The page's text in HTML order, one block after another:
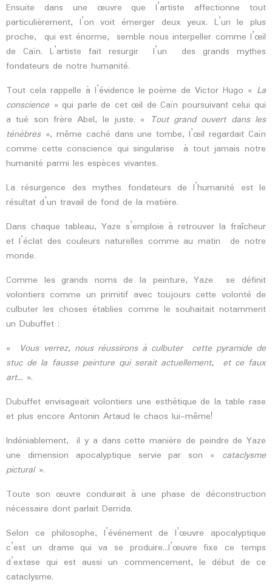
Ensuite dans une œuvre que l’artiste affectionne tout
particulièrement, l’on voit émerger deux yeux. L’un le plus
proche, qui est énorme, semble nous interpeller comme l’œil
de Caïn. L’artiste fait resurgir l’un des grands mythes
fondateurs de notre humanité.
Tout cela rappelle à l’évidence le poème de Victor Hugo « La
conscience » qui parle de cet œil de Caïn poursuivant celui qui
a tué son frère Abel, le juste. « Tout grand ouvert dans les
ténèbres», même caché dans une tombe, l’œil regardait Caïn
comme cette conscience qui singularise à tout jamais notre
humanité parmi les espèces vivantes.
La résurgence des mythes fondateurs de l’humanité est le
résultat d’un travail de fond de la matière.
Dans chaque tableau, Yaze s’emploie à retrouver la fraîcheur
et l’éclat des couleurs naturelles comme au matin de notre
monde.
Comme les grands noms de la peinture, Yaze se définit
volontiers comme un primitif avec toujours cette volonté de
culbuter les choses établies comme le souhaitait notamment
un Dubuffet :
« Vous verrez, nous réussirons à culbuter cette pyramide de
stuc de la fausse peinture qui serait actuellement, et ce faux
art… ».
Dubuffet envisageait volontiers une esthétique de la table rase
et plus encore Antonin Artaud le chaos lui-même!
Indéniablement, il y a dans cette manière de peindre de Yaze
une dimension apocalyptique servie par son « cataclysme
pictural».
Toute son œuvre conduirait à une phase de déconstruction
nécessaire dont parlait Derrida.
Selon ce philosophe, l’événement de l’œuvre apocalyptique
c’est un drame qui va se produire…l’œuvre fixe ce temps
d’extase qui est aussi un commencement, le début de ce
cataclysme.